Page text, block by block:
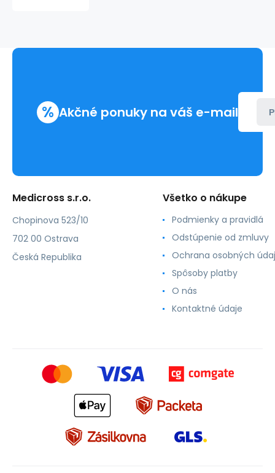
% Akčné ponuky na váš e-mail
Medicross s.r.o.
Chopinova 523/10
702 00 Ostrava
Česká Republika
Všetko o nákupe
Podmienky a pravidlá
Odstúpenie od zmluvy
Ochrana osobných
Spôsoby platby
O nás
Kontaktné údaje